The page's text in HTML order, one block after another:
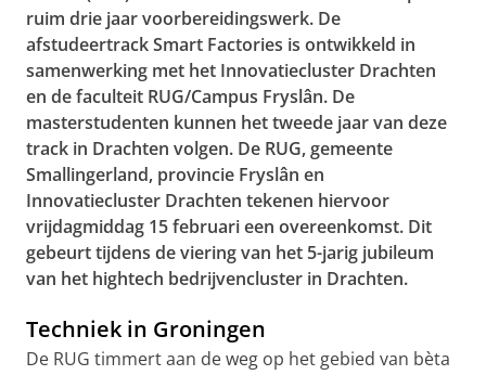
ruim drie jaar voorbereidingswerk. De
afstudeertrack Smart Factories is ontwikkeld in
samenwerking met het Innovatiecluster Drachten
en de faculteit RUG/Campus Fryslân. De
masterstudenten kunnen het tweede jaar van deze
track in Drachten volgen. De RUG, gemeente
Smallingerland, provincie Fryslân en
Innovatiecluster Drachten tekenen hiervoor
vrijdagmiddag 15 februari een overeenkomst. Dit
gebeurt tijdens de viering van het 5-jarig jubileum
van het hightech bedrijvencluster in Drachten.
Techniek in Groningen
De RUG timmert aan de weg op het gebied van bèta